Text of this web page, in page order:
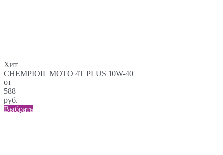
Хит
CHEMPIOIL MOTO 4T PLUS 10W-40
от
588
руб.
Выбрать